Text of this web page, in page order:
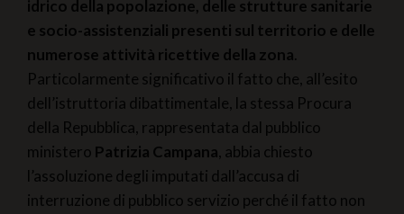
idrico della popolazione, delle strutture sanitarie
e socio-assistenziali presenti sul territorio e delle
numerose attività ricettive della zona.
Particolarmente significativo il fatto che, all’esito
dell’istruttoria dibattimentale, la stessa Procura
della Repubblica, rappresentata dal pubblico
ministero Patrizia Campana, abbia chiesto
l’assoluzione degli imputati dall’accusa di
interruzione di pubblico servizio perché il fatto non